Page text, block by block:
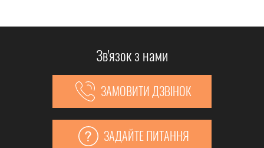
Зв'язок з нами
ЗАМОВИТИ ДЗВІНОК
ЗАДАЙТЕ ПИТАННЯ